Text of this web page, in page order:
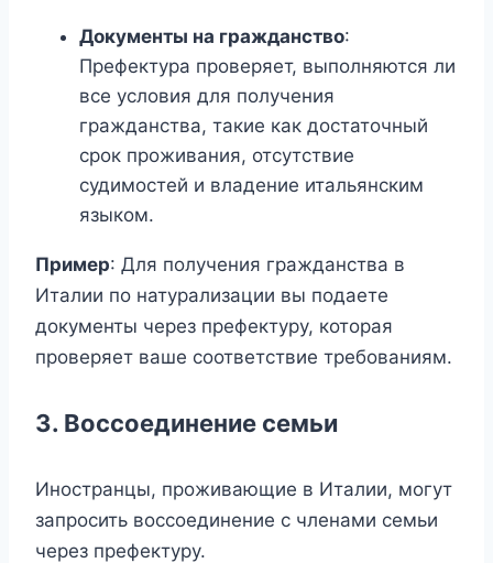
Документы на гражданство:
Префектура проверяет, выполняются ли
все условия для получения
гражданства, такие как достаточный
срок проживания, отсутствие
судимостей и владение итальянским
языком.
Пример: Для получения гражданства в
Италии по натурализации вы подаете
документы через префектуру, которая
проверяет ваше соответствие требованиям.
3. Воссоединение семьи
Иностранцы, проживающие в Италии, могут
запросить воссоединение с членами семьи
через префектуру.